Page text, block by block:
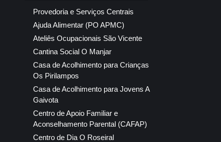
Provedoria e Serviços Centrais
Ajuda Alimentar (PO APMC)
Ateliês Ocupacionais São Vicente
Cantina Social O Manjar
Casa de Acolhimento para Crianças
Os Pirilampos
Casa de Acolhimento para Jovens A
Gaivota
Centro de Apoio Familiar e
Aconselhamento Parental (CAFAP)
Centro de Dia O Roseiral